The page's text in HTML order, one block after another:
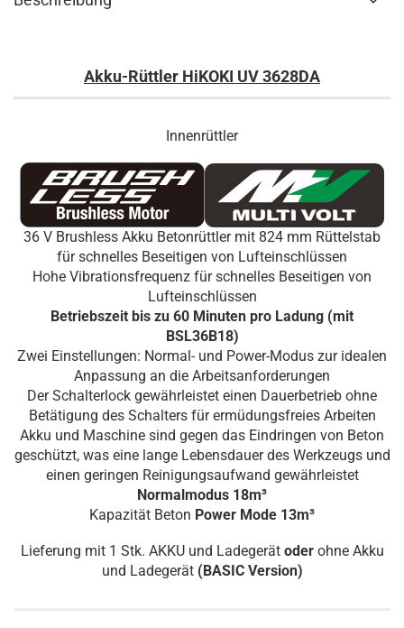
Akku-Rüttler HiKOKI UV 3628DA
Innenrüttler
36 V Brushless Akku Betonrüttler mit 824 mm Rüttelstab
für schnelles Beseitigen von Lufteinschlüssen
Hohe Vibrationsfrequenz für schnelles Beseitigen von
Lufteinschlüssen
Betriebszeit bis zu 60 Minuten pro Ladung (mit
BSL36B18)
Zwei Einstellungen: Normal- und Power-Modus zur idealen
Anpassung an die Arbeitsanforderungen
Der Schalterlock gewährleistet einen Dauerbetrieb ohne
Betätigung des Schalters für ermüdungsfreies Arbeiten
Akku und Maschine sind gegen das Eindringen von Beton
geschützt, was eine lange Lebensdauer des Werkzeugs und
einen geringen Reinigungsaufwand gewährleistet
Normalmodus 18m³
Kapazität Beton Power Mode 13m³
Lieferung mit 1 Stk. AKKU und Ladegerät oder ohne Akku
und Ladegerät (BASIC Version)